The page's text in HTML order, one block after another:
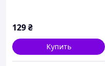
129₴
Купить